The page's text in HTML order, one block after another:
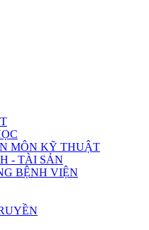
MÔN KỸ THUẬT
- TÀI SẢN
BỆNH VIỆN